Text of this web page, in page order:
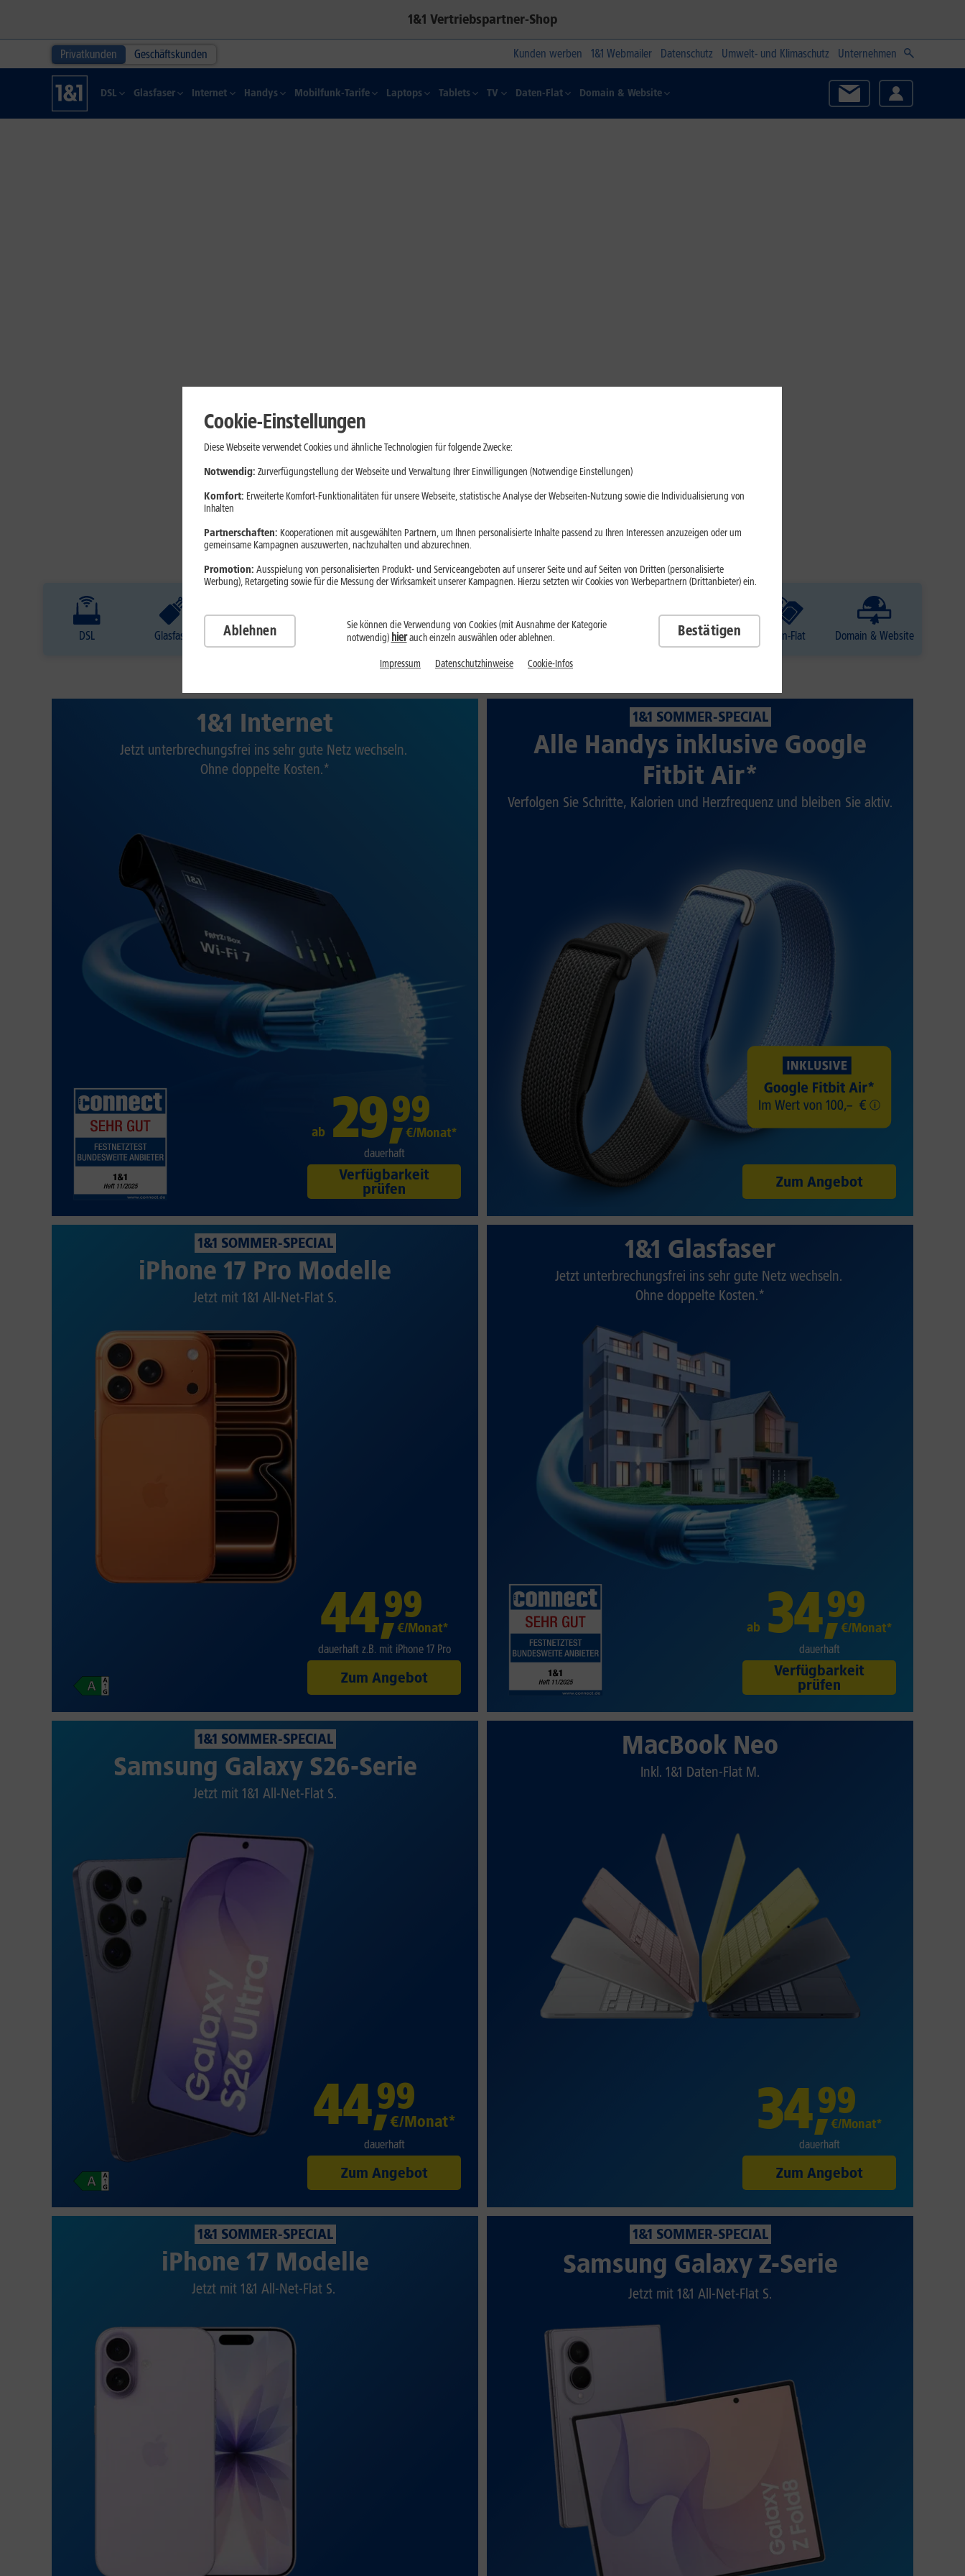
1&1 Vertriebspartner-Shop
Privatkunden Geschäftskunden Kunden werben 1&1 Webmailer Datenschutz Umwelt- und Klimaschutz Unternehmen
DSL Glasfaser Internet Handys Mobilfunk-Tarife Laptops Tablets TV Daten-Flat Domain & Website
DSL Glasfaser Internet Handys Mobilfunk-Tarife Laptops TV Daten-Flat Domain & Website
1&1 Internet
Jetzt unterbrechungsfrei ins sehr gute Netz wechseln.
Ohne doppelte Kosten.*
ab 29,99
€/Monat*
dauerhaft
Verfügbarkeit
prüfen
1&1 SOMMER-SPECIAL
Alle Handys inklusive Google
Fitbit Air*
Verfolgen Sie Schritte, Kalorien und Herzfrequenz und bleiben Sie aktiv.
Zum Angebot
1&1 SOMMER-SPECIAL
iPhone 17 Pro Modelle
Jetzt mit 1&1 All-Net-Flat S.
44,99
€/Monat*
dauerhaft z.B. mit iPhone 17 Pro
Zum Angebot
1&1 Glasfaser
Jetzt unterbrechungsfrei ins sehr gute Netz wechseln.
Ohne doppelte Kosten.*
ab 34,99
€/Monat*
dauerhaft
Verfügbarkeit
prüfen
1&1 SOMMER-SPECIAL
Samsung Galaxy S26-Serie
Jetzt mit 1&1 All-Net-Flat S.
44,99
€/Monat*
dauerhaft
Zum Angebot
MacBook Neo
Inkl. 1&1 Daten-Flat M.
34,99
€/Monat*
dauerhaft
Zum Angebot
1&1 SOMMER-SPECIAL
iPhone 17 Modelle
Jetzt mit 1&1 All-Net-Flat S.
1&1 SOMMER-SPECIAL
Samsung Galaxy Z-Serie
Jetzt mit 1&1 All-Net-Flat S.
Cookie-Einstellungen
Diese Webseite verwendet Cookies und ähnliche Technologien für folgende Zwecke:
Notwendig: Zurverfügungstellung der Webseite und Verwaltung Ihrer Einwilligungen (Notwendige Einstellungen)
Komfort: Erweiterte Komfort-Funktionalitäten für unsere Webseite, statistische Analyse der Webseiten-Nutzung sowie die Individualisierung von
Inhalten
Partnerschaften: Kooperationen mit ausgewählten Partnern, um Ihnen personalisierte Inhalte passend zu Ihren Interessen anzuzeigen oder um
gemeinsame Kampagnen auszuwerten, nachzuhalten und abzurechnen.
Promotion: Ausspielung von personalisierten Produkt- und Serviceangeboten auf unserer Seite und auf Seiten von Dritten (personalisierte
Werbung), Retargeting sowie für die Messung der Wirksamkeit unserer Kampagnen. Hierzu setzten wir Cookies von Werbepartnern (Drittanbieter) ein.
Ablehnen
Sie können die Verwendung von Cookies (mit Ausnahme der Kategorie
notwendig) hierauch einzeln auswählen oder ablehnen. Bestätigen
Impressum Datenschutzhinweise Cookie-Infos